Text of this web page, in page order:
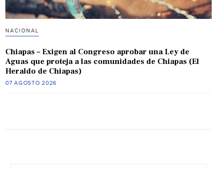
NACIONAL
Chiapas – Exigen al Congreso aprobar una Ley de
Aguas que proteja a las comunidades de Chiapas (El
Heraldo de Chiapas)
07 AGOSTO 2026